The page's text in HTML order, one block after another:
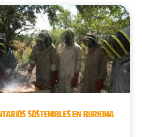
SOSTENIBLES EN BURKINA